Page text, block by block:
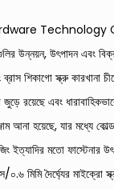
Technology
উন্নয়ন, উৎপাদন এবং
ব্রাস শিকাগো স্ক্রু কারখানা
জুড়ে রয়েছে এবং
আনা হয়েছে, যার মধ্যে
ইত্যাদির মতো ফাস্টেনার
০.৬ মিমি দৈর্ঘ্যের মাইক্রো